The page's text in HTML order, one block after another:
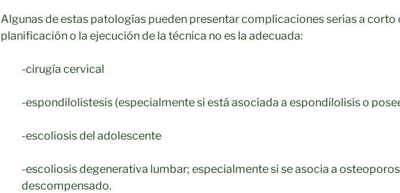
Algunas de estas patologías pueden presentar complicaciones serias a corto
planificación o la ejecución de la técnica no es la adecuada:
-cirugía cervical
-espondilolistesis (especialmente si está asociada a espondilolisis o
-escoliosis del adolescente
-escoliosis degenerativa lumbar; especialmente si se asocia a
descompensado.